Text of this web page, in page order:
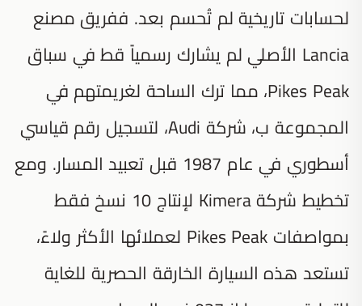
لحسابات تاريخية لم تُحسم بعد. ففريق مصنع
Lancia الأصلي لم يشارك رسمياً قط في سباق
Pikes Peak، مما ترك الساحة لغريمتهم في
المجموعة ب، شركة Audi، لتسجيل رقم قياسي
أسطوري في عام 1987 قبل تعبيد المسار. ومع
تخطيط شركة Kimera لإنتاج 10 نسخ فقط
بمواصفات Pikes Peak لعملائها الأكثر ولاءً،
تستعد هذه السيارة الخارقة الحصرية للغاية